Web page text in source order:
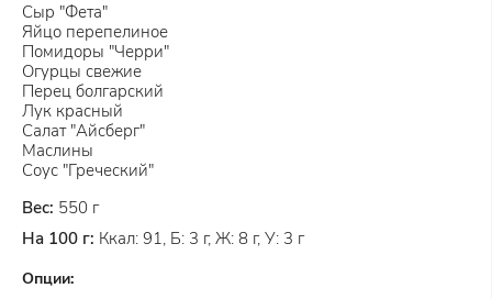
Сыр "Фета"
Яйцо перепелиное
Помидоры "Черри"
Огурцы свежие
Перец болгарский
Лук красный
Салат "Айсберг"
Маслины
Соус "Греческий"
Вес: 550 г
На 100 г: Ккал: 91, Б: 3 г, Ж: 8 г, У: 3 г
Опции: